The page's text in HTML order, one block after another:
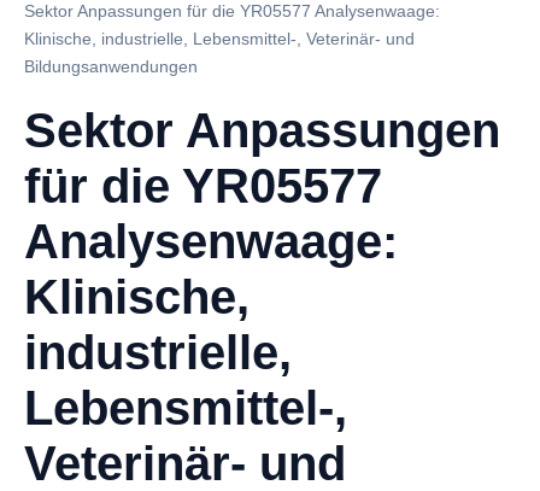
Sektor Anpassungen für die YR05577 Analysenwaage:
Klinische, industrielle, Lebensmittel-, Veterinär- und
Bildungsanwendungen
Sektor Anpassungen
für die YR05577
Analysenwaage:
Klinische,
industrielle,
Lebensmittel-,
Veterinär- und